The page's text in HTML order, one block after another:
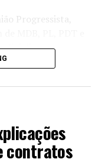
Progressista,
as
à reeleição, de
para deputado
que a
diálogo com a
contratos